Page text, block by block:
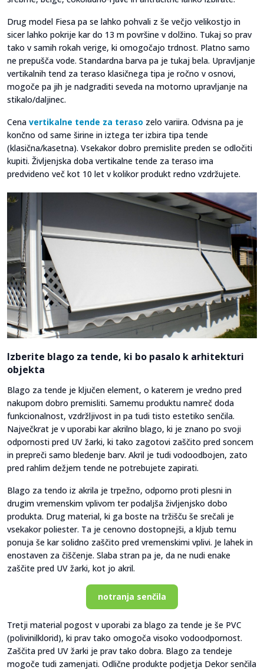
Drug model Fiesa pa se lahko pohvali z še večjo velikostjo in
sicer lahko pokrije kar do 13 m površine v dolžino. Tukaj so prav
tako v samih rokah verige, ki omogočajo trdnost. Platno samo
ne prepušča vode. Standardna barva pa je tukaj bela. Upravljanje
vertikalnih tend za teraso klasičnega tipa je ročno v osnovi,
mogoče pa jih je nadgraditi seveda na motorno upravljanje na
stikalo/daljinec.
Cena vertikalne tende za teraso zelo variira. Odvisna pa je
končno od same širine in iztega ter izbira tipa tende
(klasična/kasetna). Vsekakor dobro premislite preden se odločiti
kupiti. Življenjska doba vertikalne tende za teraso ima
predvideno več kot 10 let v kolikor produkt redno vzdržujete.
Izberite blago za tende, ki bo pasalo k arhitekturi
objekta
Blago za tende je ključen element, o katerem je vredno pred
nakupom dobro premisliti. Samemu produktu namreč doda
funkcionalnost, vzdržljivost in pa tudi tisto estetiko senčila.
Največkrat je v uporabi kar akrilno blago, ki je znano po svoji
odpornosti pred UV žarki, ki tako zagotovi zaščito pred soncem
in prepreči samo bledenje barv. Akril je tudi vodoodbojen, zato
pred rahlim dežjem tende ne potrebujete zapirati.
Blago za tendo iz akrila je trpežno, odporno proti plesni in
drugim vremenskim vplivom ter podaljša življenjsko dobo
produkta. Drug material, ki ga boste na tržišču še srečali je
vsekakor poliester. Ta je cenovno dostopnejši, a kljub temu
ponuja še kar solidno zaščito pred vremenskimi vplivi. Je lahek in
enostaven za čiščenje. Slaba stran pa je, da ne nudi enake
zaščite pred UV žarki, kot jo akril.
notranja senčila
Tretji material pogost v uporabi za blago za tende je še PVC
(polivinilklorid), ki prav tako omogoča visoko vodoodpornost.
Zaščita pred UV žarki je prav tako dobra. Blago za tendeje
mogoče tudi zamenjati. Odlične produkte podjetja Dekor senčila